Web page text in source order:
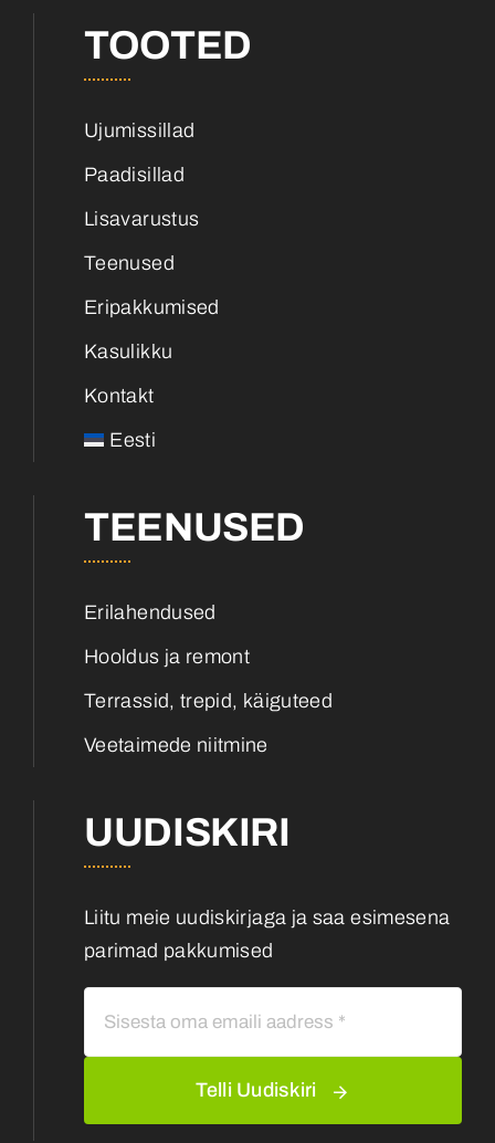
TOOTED
Ujumissillad
Paadisillad
Lisavarustus
Teenused
Eripakkumised
Kasulikku
Kontakt
Eesti
TEENUSED
Erilahendused
Hooldus ja remont
Terrassid, trepid, käiguteed
Veetaimede niitmine
UUDISKIRI
Liitu meie uudiskirjaga ja saa esimesena
parimad pakkumised
Telli Uudiskiri